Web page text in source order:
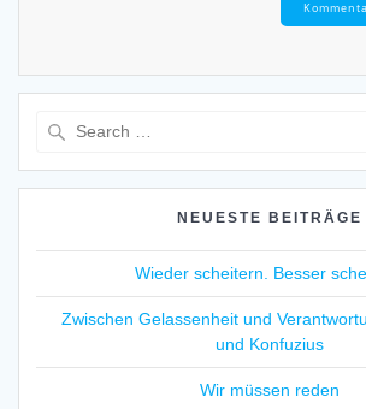
NEUESTE BEITRÄGE
Wieder scheitern. Besser
Zwischen Gelassenheit und
und Konfuzius
Wir müssen reden